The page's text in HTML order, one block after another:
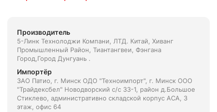
Производитель
5-Линк Технолоджи Компани, ЛТД. Китай, Xиванг
Промышленный Район, Тиантангвеи, Фэнгана
Город,Город Дунгуань .
Импортёр
ЗАО Патио, г. Минск ОДО "Техноимпорт", г. Минск ООО
"Трайдексбел" Новодворский с/с 33-1, район д.Большое
Стиклево, административно складской корпус АСА, 3
этаж, офис 64